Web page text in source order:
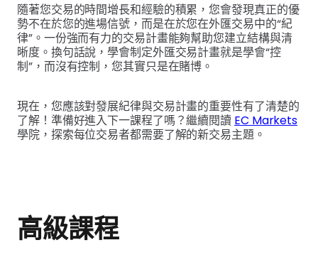
隨著您交易的時間增長和經驗的積累，您會發現真正的優
勢不在於您的進場信號，而是在於您在外匯交易中的“紀
律”。一份強而有力的交易計畫能夠幫助您建立結構與清
晰度。換句話說，學會制定外匯交易計畫就是學會“控
制”，而沒有控制，您其實只是在賭博。
現在，您應該對發展紀律與交易計畫的重要性有了清楚的
了解！準備好進入下一課程了嗎？繼續閱讀 EC Markets
學院，探索每位交易者都需要了解的新交易主題。
高級課程